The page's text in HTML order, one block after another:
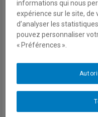
informations qui nous
expérience sur le site, de
d’analyser les
pouvez personnaliser
« Préférences ».